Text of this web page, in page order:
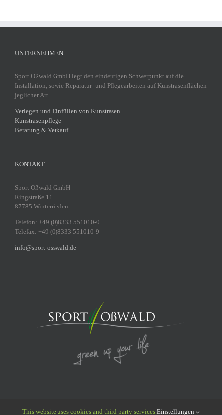
UNTERNEHMEN
Sport Oßwald GmbH legt den eindeutigen Schwerpunkt auf die
Installation, sowie Reparatur- und Pflegearbeiten auf Kunstrasenflächen
jeglicher Art.
Verlegen und Einfüllen von Kunstrasen
Kunstrasenpflege
Beratung & Verkauf
KONTAKT
Sport Oßwald GmbH
Ringstraße 11
87785 Winterrieden
Telefon: +49 (0)8333 551010-0
Telefax: +49 (0)8333 551010-9
info@sport-osswald.de
This website uses cookies and third party services.Einstellungen